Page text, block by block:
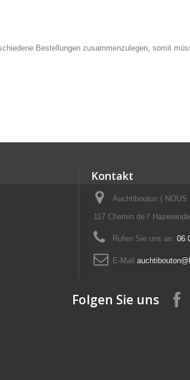
Bestellungen zusammenzulegen, somit
Kontakt
Auchtibouton (
117 Chemin de l'
Rufen Sie uns an: 06
E-Mail
Folgen Sie uns